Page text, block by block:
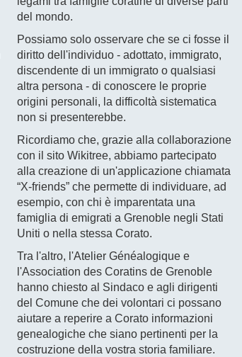
del mondo.
Possiamo solo osservare che se ci fosse il
diritto dell'individuo - adottato, immigrato,
discendente di un immigrato o qualsiasi
altra persona - di conoscere le proprie
origini personali, la difficoltà sistematica
non si presenterebbe.
Ricordiamo che, grazie alla collaborazione
con il sito Wikitree, abbiamo partecipato
alla creazione di un'applicazione chiamata
“X-friends” che permette di individuare, ad
esempio, con chi è imparentata una
famiglia di emigrati a Grenoble negli Stati
Uniti o nella stessa Corato.
Tra l'altro, l'Atelier Généalogique e
l'Association des Coratins de Grenoble
hanno chiesto al Sindaco e agli dirigenti
del Comune che dei volontari ci possano
aiutare a reperire a Corato informazioni
genealogiche che siano pertinenti per la
costruzione della vostra storia familiare.